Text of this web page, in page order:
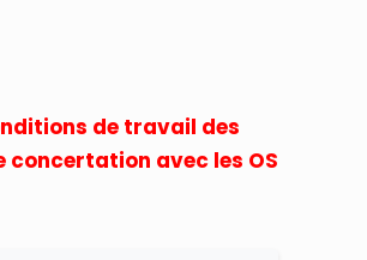
de travail des
avec les OS